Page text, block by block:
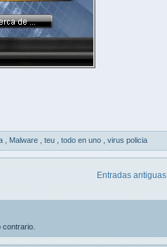
Malware teu todo en uno virus policia
Entradas antiguas
contrario.